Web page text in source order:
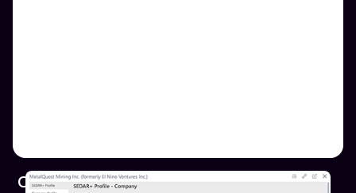
Conformité réglementaire